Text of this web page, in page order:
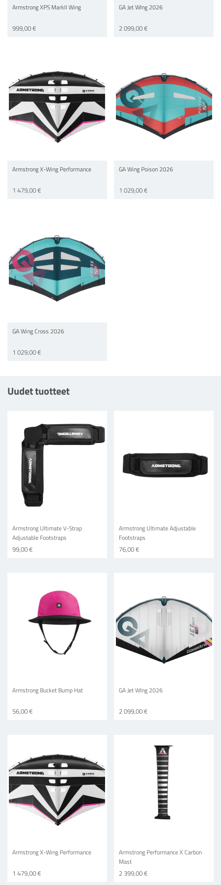
Armstrong XPS MarkII Wing
999,00 €
GA Jet WIng 2026
2 099,00 €
Armstrong X-Wing Performance
1 479,00 €
GA Wing Poison 2026
1 029,00 €
GA Wing Cross 2026
1 029,00 €
Uudet tuotteet
Armstrong Ultimate V-Strap
Adjustable Footstraps
99,00 €
Armstrong Ultimate Adjustable
Footstraps
76,00 €
Armstrong Bucket Bump Hat
56,00 €
GA Jet WIng 2026
2 099,00 €
Armstrong X-Wing Performance
1 479,00 €
Armstrong Performance X Carbon
Mast
2 399,00 €